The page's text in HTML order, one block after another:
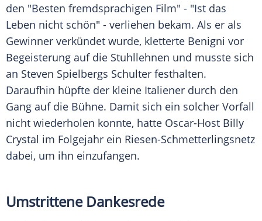
den "Besten fremdsprachigen Film" - "Ist das
Leben nicht schön" - verliehen bekam. Als er als
Gewinner verkündet wurde, kletterte Benigni vor
Begeisterung auf die Stuhllehnen und musste sich
an Steven Spielbergs Schulter festhalten.
Daraufhin hüpfte der kleine Italiener durch den
Gang auf die Bühne. Damit sich ein solcher Vorfall
nicht wiederholen konnte, hatte Oscar-Host Billy
Crystal im Folgejahr ein Riesen-Schmetterlingsnetz
dabei, um ihn einzufangen.
Umstrittene Dankesrede